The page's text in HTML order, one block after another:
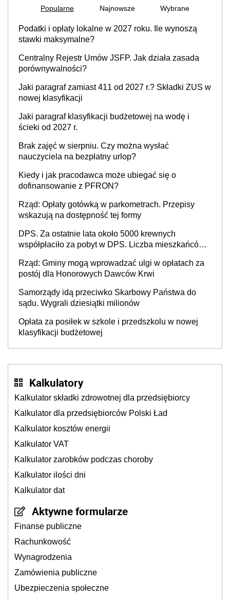
Popularne Najnowsze Wybrane
Podatki i opłaty lokalne w 2027 roku. Ile wynoszą
stawki maksymalne?
Centralny Rejestr Umów JSFP. Jak działa zasada
porównywalności?
Jaki paragraf zamiast 411 od 2027 r.? Składki ZUS w
nowej klasyfikacji
Jaki paragraf klasyfikacji budżetowej na wodę i
ścieki od 2027 r.
Brak zajęć w sierpniu. Czy można wysłać
nauczyciela na bezpłatny urlop?
Kiedy i jak pracodawca może ubiegać się o
dofinansowanie z PFRON?
Rząd: Opłaty gotówką w parkometrach. Przepisy
wskazują na dostępność tej formy
DPS. Za ostatnie lata około 5000 krewnych
współpłaciło za pobyt w DPS. Liczba mieszkańców
Rząd: Gminy mogą wprowadzać ulgi w opłatach za
postój dla Honorowych Dawców Krwi
Samorządy idą przeciwko Skarbowy Państwa do
sądu. Wygrali dziesiątki milionów
Opłata za posiłek w szkole i przedszkolu w nowej
klasyfikacji budżetowej
Kalkulatory
Kalkulator składki zdrowotnej dla przedsiębiorcy
Kalkulator dla przedsiębiorców Polski Ład
Kalkulator kosztów energii
Kalkulator VAT
Kalkulator zarobków podczas choroby
Kalkulator ilości dni
Kalkulator dat
Aktywne formularze
Finanse publiczne
Rachunkowość
Wynagrodzenia
Zamówienia publiczne
Ubezpieczenia społeczne